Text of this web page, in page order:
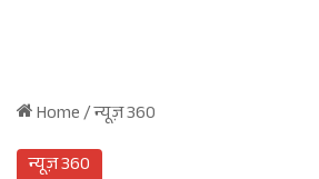
Home/न्यूज़ 360
न्यूज़ 360